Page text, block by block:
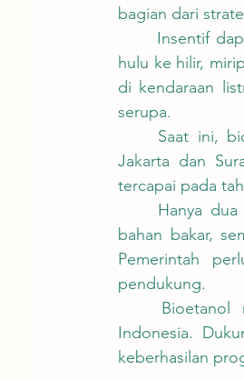
bagian dari
hulu ke hilir,
di kendaraan
serupa.
Jakarta dan
tercapai pada
bahan bakar,
Pemerintah
pendukung.
Indonesia.
keberhasilan